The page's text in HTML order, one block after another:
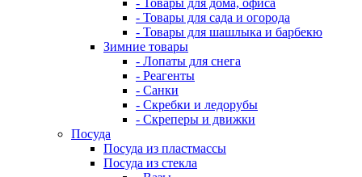
- Товары для дома, офиса
- Товары для сада и огорода
- Товары для шашлыка и барбекю
Зимние товары
- Лопаты для снега
- Реагенты
- Санки
- Скребки и ледорубы
- Скреперы и движки
Посуда
Посуда из пластмассы
Посуда из стекла